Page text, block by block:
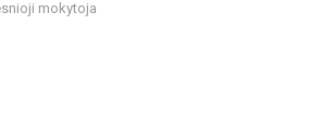
mokytoja